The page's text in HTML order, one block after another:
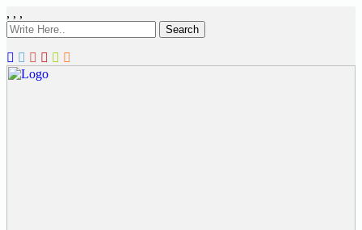
, , ,
Search